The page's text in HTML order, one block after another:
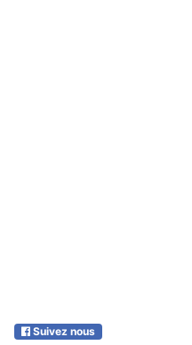
Suivez nous